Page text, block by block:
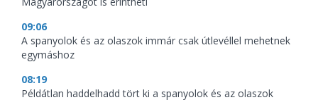
09:06
A spanyolok és az olaszok immár csak útlevéllel mehetnek
egymáshoz
08:19
Példátlan haddelhadd tört ki a spanyolok és az olaszok